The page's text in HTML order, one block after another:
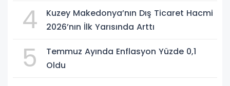
4
Kuzey Makedonya’nın Dış Ticaret Hacmi
2026’nın İlk Yarısında Arttı
5
Temmuz Ayında Enflasyon Yüzde 0,1
Oldu